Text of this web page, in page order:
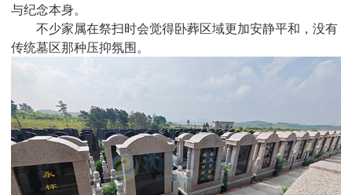
与纪念本身。
不少家属在祭扫时会觉得卧葬区域更加安静平和，没有
传统墓区那种压抑氛围。